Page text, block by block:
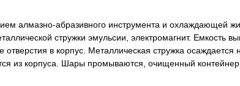
алмазно-абразивного инструмента и охлаждающей
стружки эмульсии, электромагнит. Емкость
в корпус. Металлическая стружка осаждается
из корпуса. Шары промываются, очищенный